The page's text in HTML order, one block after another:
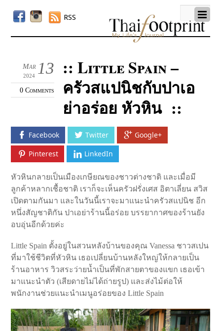
RSS
13
Mar
2024
0 Comments
:: Little Spain –
ครัวสแปนิชกับปาเอ
ย่าอร่อย หัวหิน ::
Facebook Twitter Google+
Pinterest LinkedIn
หัวหินกลายเป็นเมืองเกษียณของชาวต่างชาติ และเมื่อมี
ลูกค้าหลากเชื้อชาติ เราก็จะเห็นครัวฝรั่งเศส อิตาเลี่ยน สวิส
เปิดตามกันมา และในวันนี้เราจะมาแนะนำครัวสแปนิช อีก
หนึ่งสัญชาติกัน ปาเอย่าร้านนี้อร่อย บรรยากาศของร้านยัง
อบอุ่นอีกด้วยค่ะ
Little Spain ตั้งอยู่ในสวนหลังบ้านของคุณ Vanessa ชาวสเปน
ที่มาใช้ชีวิตที่หัวหิน เธอเปลี่ยนบ้านหลังใหญ่ให้กลายเป็น
ร้านอาหาร วิวสระว่ายน้ำเป็นที่พักสายตาของแขก เธอเข้า
มาแนะนำตัว (เสียดายไม่ได้ถ่ายรูป) และส่งไม้ต่อให้
พนักงานช่วยแนะนำเมนูอร่อยของ Little Spain